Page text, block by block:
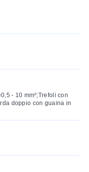
- 10 mm²;Trefoli con
doppio con guaina in